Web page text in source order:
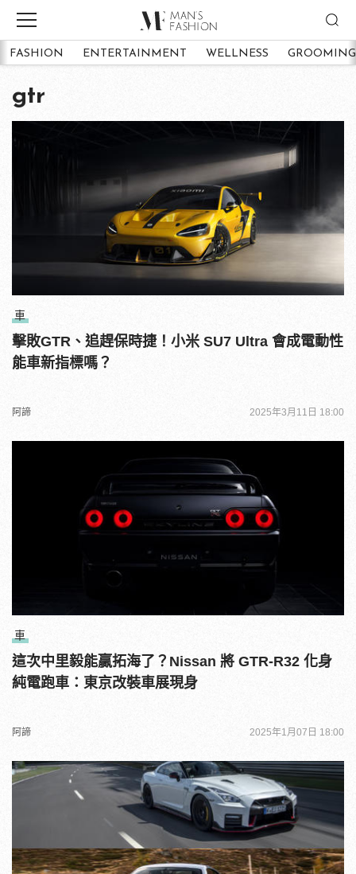
FASHION ENTERTAINMENT WELLNESS GROOMING
gtr
車
擊敗GTR、追趕保時捷！小米 SU7 Ultra 會成電動性
能車新指標嗎？
阿諦 2025年3月11日 18:00
車
這次中里毅能贏拓海了？Nissan 將 GTR-R32 化身
純電跑車：東京改裝車展現身
阿諦 2025年1月07日 18:00